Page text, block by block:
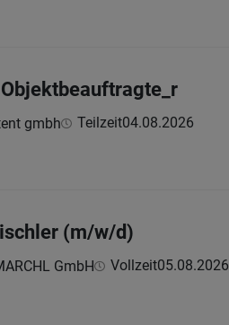
gmbh Teilzeit04.08.2026
(m/w/d)
GmbH Vollzeit05.08.2026